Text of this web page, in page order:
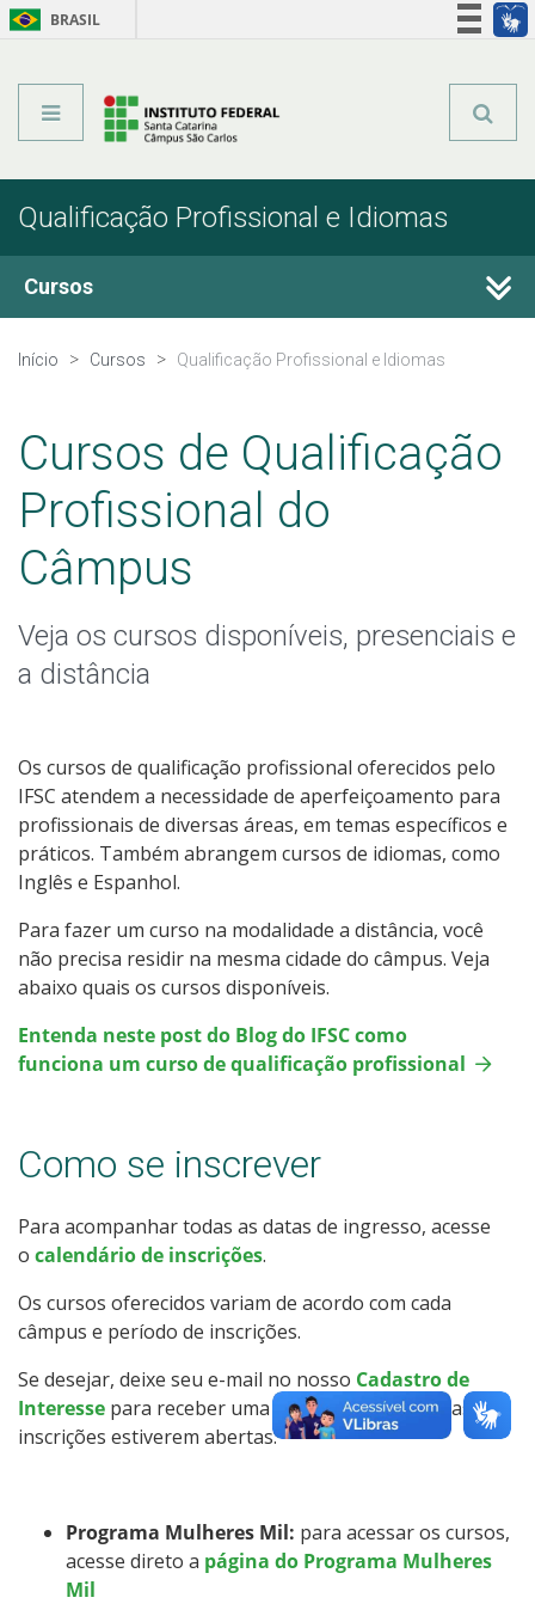
BRASIL
Qualificação Profissional e Idiomas
Cursos
Técnicos Integrados
Técnicos Subsequentes
Educação de Jovens e Adultos
Graduação
Educação a Distância
Todos os cursos
Processo de Inscrição
Resultados
Como posso estudar no IFSC?
Calendário de inscrições
Cotas
Inscrições e acompanhamento
Transferências e Retornos
Provas e Gabaritos
Início Cursos Qualificação Profissional e Idiomas
Cursos de Qualificação
Profissional do
Câmpus
Veja os cursos disponíveis, presenciais e
a distância
Os cursos de qualificação profissional oferecidos pelo
IFSC atendem a necessidade de aperfeiçoamento para
profissionais de diversas áreas, em temas específicos e
práticos. Também abrangem cursos de idiomas, como
Inglês e Espanhol.
Para fazer um curso na modalidade a distância, você
não precisa residir na mesma cidade do câmpus. Veja
abaixo quais os cursos disponíveis.
Entenda neste post do Blog do IFSC como
funciona um curso de qualificação profissional
Como se inscrever
Para acompanhar todas as datas de ingresso, acesse
o calendário de inscrições.
Os cursos oferecidos variam de acordo com cada
câmpus e período de inscrições.
Se desejar, deixe seu e-mail no nosso Cadastro de
Interesse para receber uma mensagem quando as
inscrições estiverem abertas.
Programa Mulheres Mil: para acessar os cursos,
acesse direto a página do Programa Mulheres
Mil